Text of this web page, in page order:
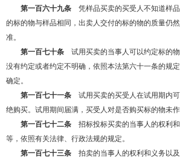
第一百六十九条 凭样品买卖的买受人不知道样
的标的物与样品相同，出卖人交付的标的物的质量仍
准。
第一百七十条 试用买卖的当事人可以约定标的
没有约定或者约定不明确，依照本法第六十一条的规
确定。
第一百七十一条 试用买卖的买受人在试用期内
绝购买。试用期间届满，买受人对是否购买标的物未作
第一百七十二条 招标投标买卖的当事人的权利
等，依照有关法律、行政法规的规定。
第一百七十三条 拍卖的当事人的权利和义务以